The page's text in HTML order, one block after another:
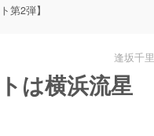
第2弾】
逢坂千里
は横浜流星